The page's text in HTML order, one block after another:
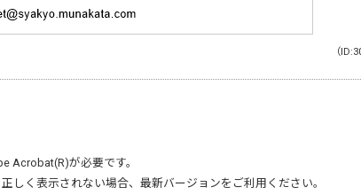
（
Acrobat(R)が必要です。
しく表示されない場合、最新バージョンをご利用ください。